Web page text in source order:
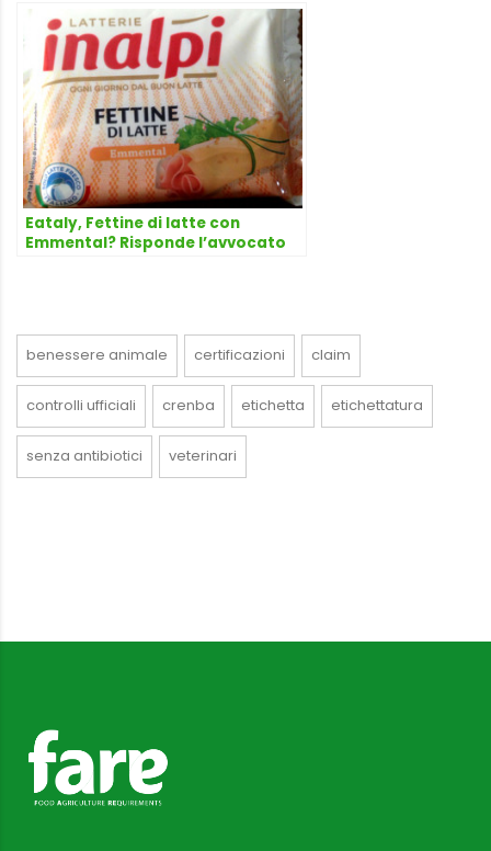
Eataly, Fettine di latte con
Emmental? Risponde l’avvocato
benessere animale certificazioni claim
controlli ufficiali crenba etichetta etichettatura
senza antibiotici veterinari